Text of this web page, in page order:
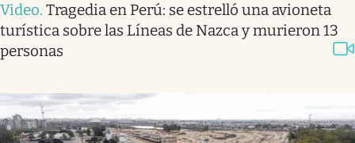
Video. Tragedia en Perú: se estrelló una avioneta
turística sobre las Líneas de Nazca y murieron 13
personas